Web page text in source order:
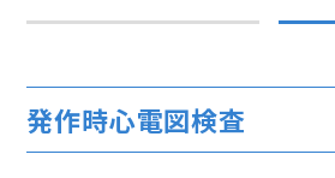
発作時心電図検査